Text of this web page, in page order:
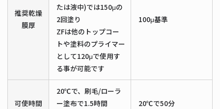
推奨乾燥
膜厚
たは液中)では150μの
2回塗り
ZFは他のトップコー
トや塗料のプライマー
として120μで使用す
る事が可能です
100μ基準
可使時間
20℃で、刷毛/ローラ
ー塗布で1.5時間
20℃で50分